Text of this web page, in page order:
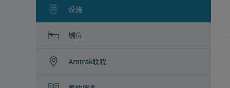
设施
铺位
Amtrak联程